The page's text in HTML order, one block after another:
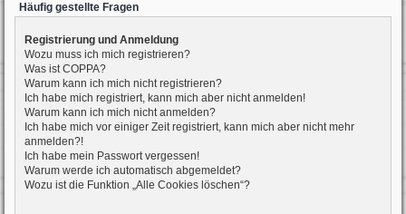
Häufig gestellte Fragen
Registrierung und Anmeldung
Wozu muss ich mich registrieren?
Was ist COPPA?
Warum kann ich mich nicht registrieren?
Ich habe mich registriert, kann mich aber nicht anmelden!
Warum kann ich mich nicht anmelden?
Ich habe mich vor einiger Zeit registriert, kann mich aber nicht mehr
anmelden?!
Ich habe mein Passwort vergessen!
Warum werde ich automatisch abgemeldet?
Wozu ist die Funktion „Alle Cookies löschen“?